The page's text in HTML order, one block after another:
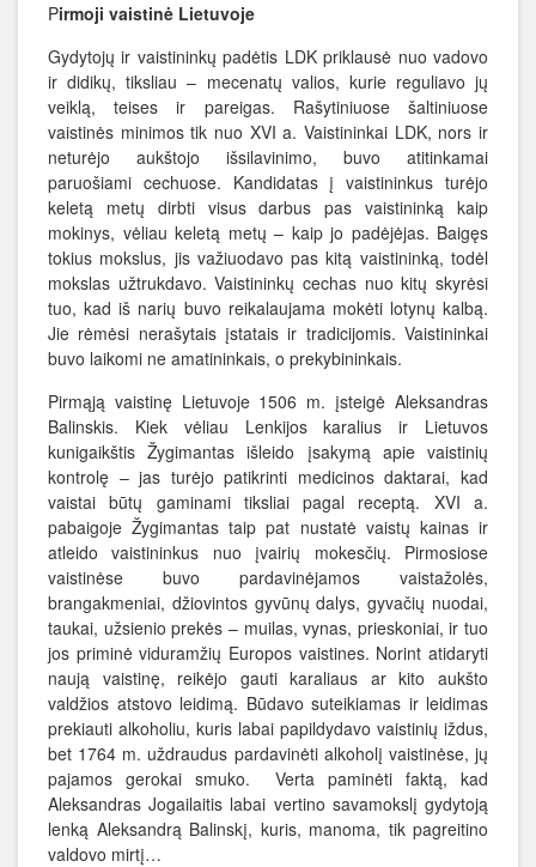
Pirmoji vaistinė Lietuvoje
Gydytojų ir vaistininkų padėtis LDK priklausė nuo vadovo
ir didikų, tiksliau – mecenatų valios, kurie reguliavo jų
veiklą, teises ir pareigas. Rašytiniuose šaltiniuose
vaistinės minimos tik nuo XVI a. Vaistininkai LDK, nors ir
neturėjo aukštojo išsilavinimo, buvo atitinkamai
paruošiami cechuose. Kandidatas į vaistininkus turėjo
keletą metų dirbti visus darbus pas vaistininką kaip
mokinys, vėliau keletą metų – kaip jo padėjėjas. Baigęs
tokius mokslus, jis važiuodavo pas kitą vaistininką, todėl
mokslas užtrukdavo. Vaistininkų cechas nuo kitų skyrėsi
tuo, kad iš narių buvo reikalaujama mokėti lotynų kalbą.
Jie rėmėsi nerašytais įstatais ir tradicijomis. Vaistininkai
buvo laikomi ne amatininkais, o prekybininkais.
Pirmąją vaistinę Lietuvoje 1506 m. įsteigė Aleksandras
Balinskis. Kiek vėliau Lenkijos karalius ir Lietuvos
kunigaikštis Žygimantas išleido įsakymą apie vaistinių
kontrolę – jas turėjo patikrinti medicinos daktarai, kad
vaistai būtų gaminami tiksliai pagal receptą. XVI a.
pabaigoje Žygimantas taip pat nustatė vaistų kainas ir
atleido vaistininkus nuo įvairių mokesčių. Pirmosiose
vaistinėse buvo pardavinėjamos vaistažolės,
brangakmeniai, džiovintos gyvūnų dalys, gyvačių nuodai,
taukai, užsienio prekės – muilas, vynas, prieskoniai, ir tuo
jos priminė viduramžių Europos vaistines. Norint atidaryti
naują vaistinę, reikėjo gauti karaliaus ar kito aukšto
valdžios atstovo leidimą. Būdavo suteikiamas ir leidimas
prekiauti alkoholiu, kuris labai papildydavo vaistinių iždus,
bet 1764 m. uždraudus pardavinėti alkoholį vaistinėse, jų
pajamos gerokai smuko. Verta paminėti faktą, kad
Aleksandras Jogailaitis labai vertino savamokslį gydytoją
lenką Aleksandrą Balinskį, kuris, manoma, tik pagreitino
valdovo mirtį…